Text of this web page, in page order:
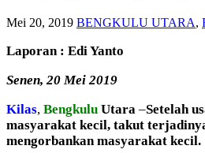
Mei 20, 2019 BENGKULU UTARA,
Laporan : Edi Yanto
Senen, 20 Mei 2019
Kilas, Bengkulu Utara –Setelah
masyarakat kecil, takut
mengorbankan masyarakat kecil.